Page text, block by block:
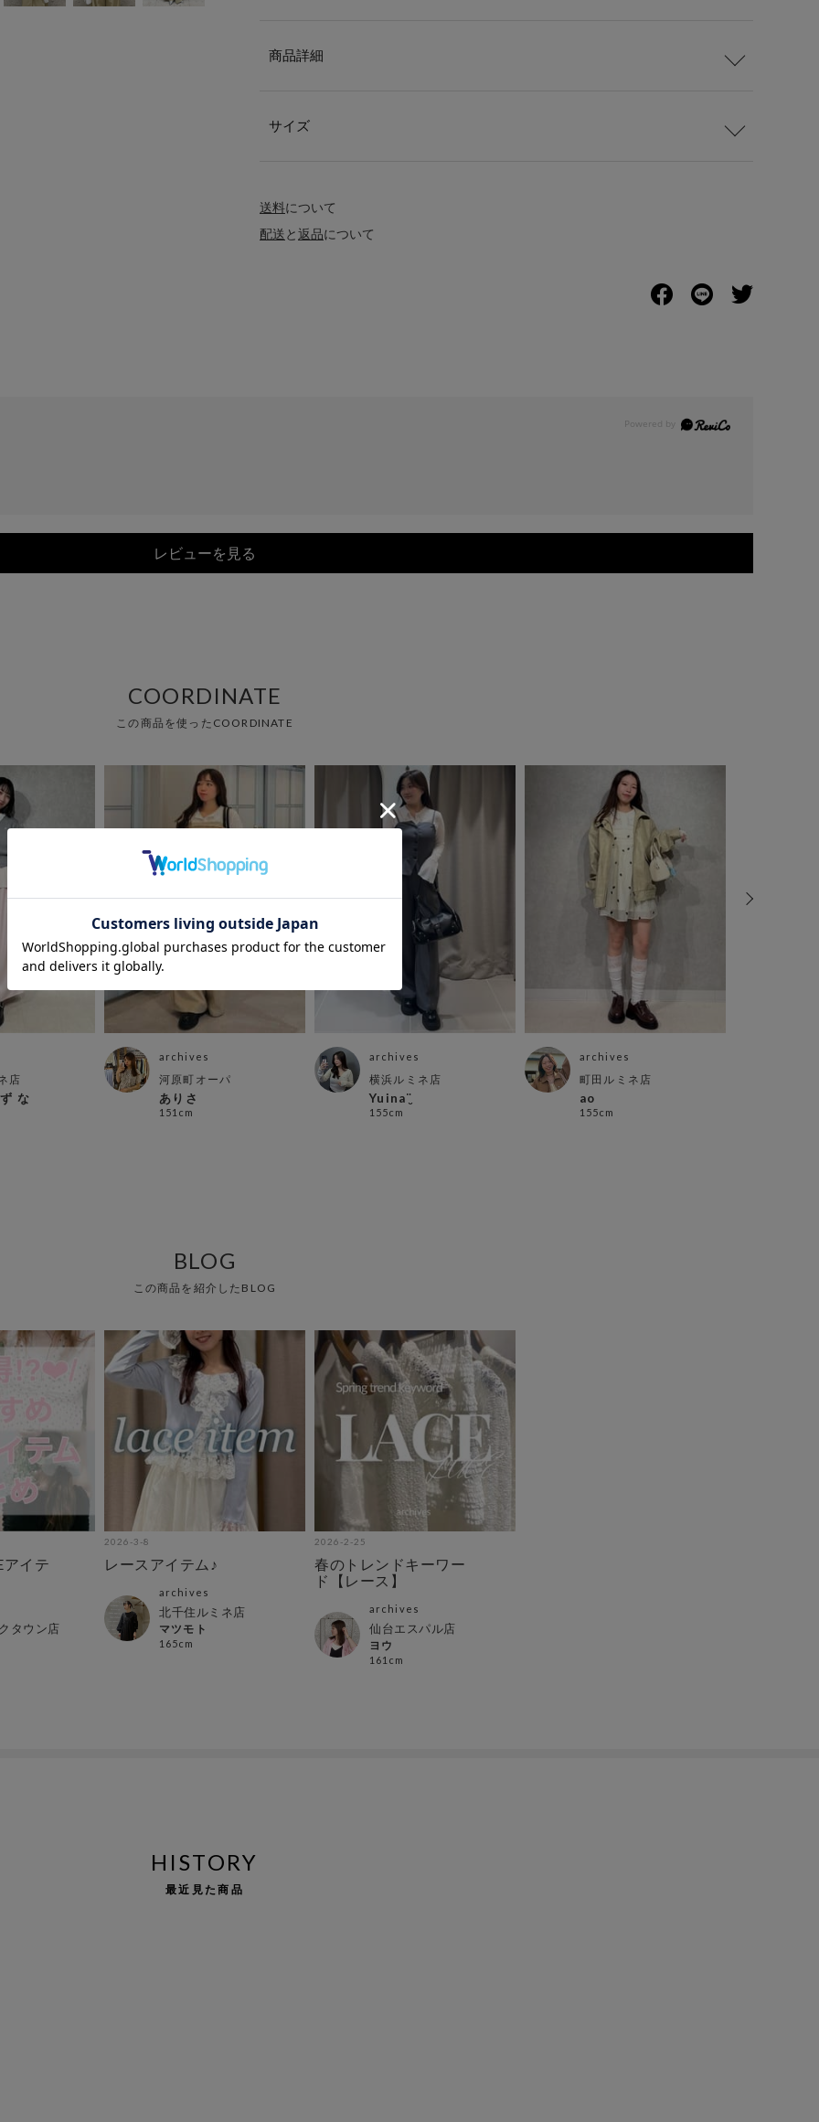
商品詳細
サイズ
送料について
配送と返品について
レビューを見る
COORDINATE
この商品を使ったCOORDINATE
店
な
archives
河原町オーパ
ありさ
151cm
archives
横浜ルミネ店
Yuina¨̮
155cm
archives
町田ルミネ店
ao
155cm
BLOG
この商品を紹介したBLOG
アイテ
タウン店
2026-3-8
レースアイテム♪
archives
北千住ルミネ店
マツモト
165cm
2026-2-25
春のトレンドキーワー
ド【レース】
archives
仙台エスパル店
ヨウ
161cm
HISTORY
最近見た商品